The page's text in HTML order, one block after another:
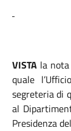
VISTA la
quale
segreteria di
al
Presidenza